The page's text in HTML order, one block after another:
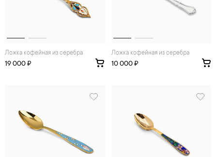
Ложка кофейная из серебра
19 000 ₽
Ложка кофейная из серебра
10 000 ₽